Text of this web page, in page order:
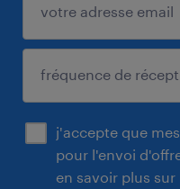
j'accepte que
pour l'envoi
en savoir plus